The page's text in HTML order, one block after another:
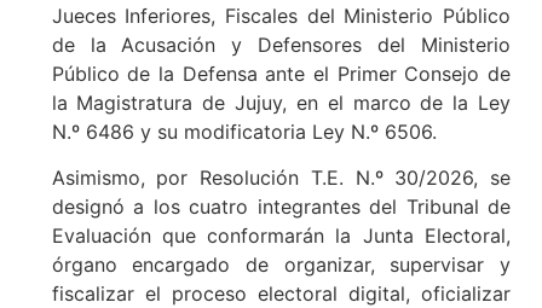
Jueces Inferiores, Fiscales del Ministerio Público
de la Acusación y Defensores del Ministerio
Público de la Defensa ante el Primer Consejo de
la Magistratura de Jujuy, en el marco de la Ley
N.º 6486 y su modificatoria Ley N.º 6506.
Asimismo, por Resolución T.E. N.º 30/2026, se
designó a los cuatro integrantes del Tribunal de
Evaluación que conformarán la Junta Electoral,
órgano encargado de organizar, supervisar y
fiscalizar el proceso electoral digital, oficializar